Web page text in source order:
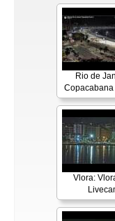
Rio de
Copacabana
Vlora: